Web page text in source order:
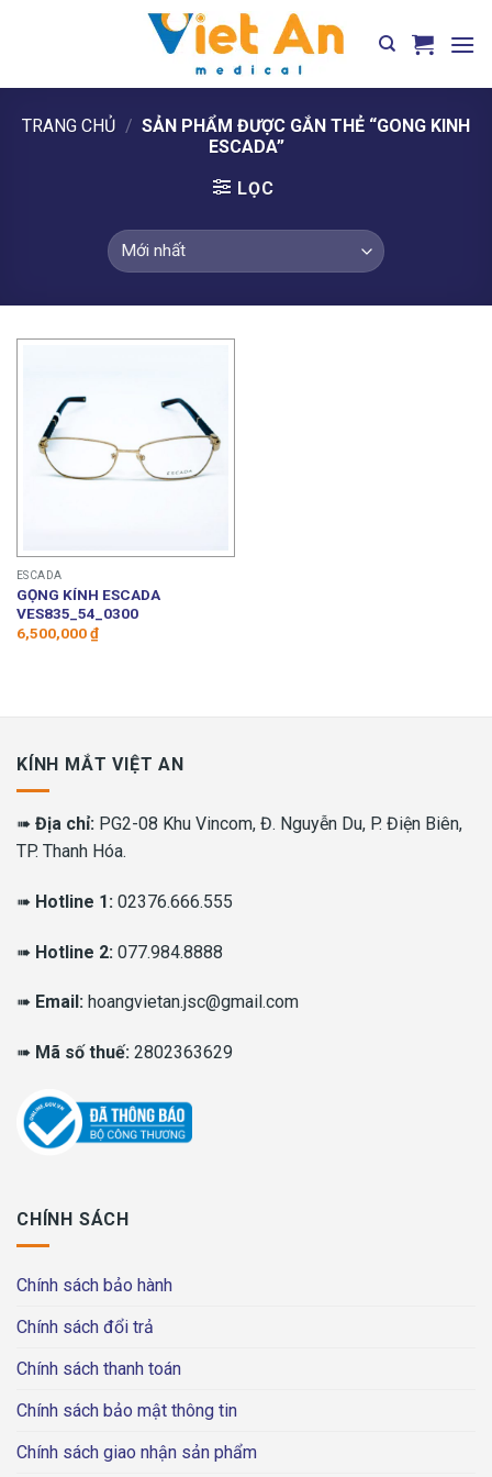
TRANG CHỦ / SẢN PHẨM ĐƯỢC GẮN THẺ “GONG KINH
ESCADA”
LỌC
ESCADA
GỌNG KÍNH ESCADA
VES835_54_0300
6,500,000₫
KÍNH MẮT VIỆT AN
➠ Địa chỉ: PG2-08 Khu Vincom, Đ. Nguyễn Du, P. Điện Biên,
TP. Thanh Hóa.
➠ Hotline 1: 02376.666.555
➠ Hotline 2: 077.984.8888
➠ Email: hoangvietan.jsc@gmail.com
➠ Mã số thuế: 2802363629
CHÍNH SÁCH
Chính sách bảo hành
Chính sách đổi trả
Chính sách thanh toán
Chính sách bảo mật thông tin
Chính sách giao nhận sản phẩm